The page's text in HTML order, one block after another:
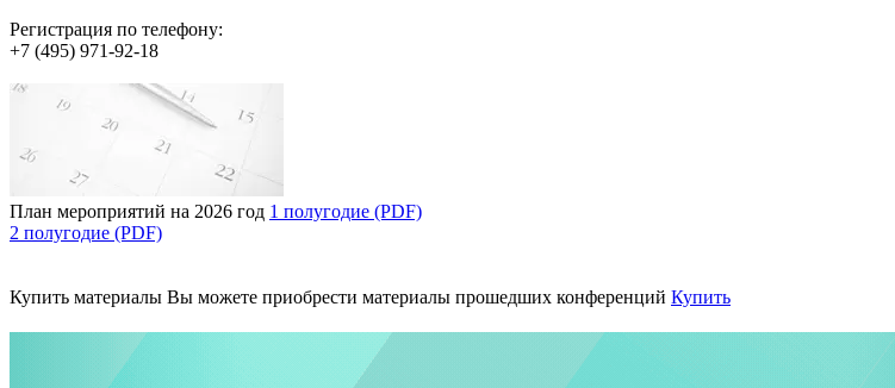
Регистрация по телефону:
+7 (495) 971-92-18
План мероприятий на 2026 год 1 полугодие (PDF)
2 полугодие (PDF)
Купить материалы Вы можете приобрести материалы прошедших конференций Купить